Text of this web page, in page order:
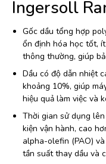
Ingersoll
Gốc dầu tổng hợp
ổn định hóa học tốt,
thông thường, giúp
Dầu có độ dẫn nhiệt
khoảng 10%, giúp
hiệu quả làm việc và
Thời gian sử dụng
kiện vận hành, cao
alpha-olefin (PAO)
tần suất thay dầu và